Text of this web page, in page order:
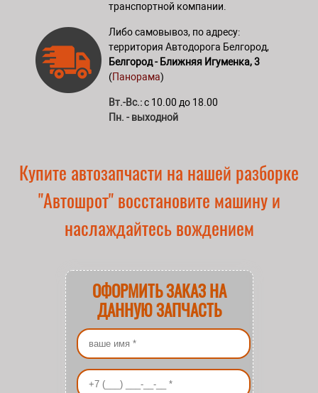
транспортной компании.
Либо самовывоз, по адресу:
территория Автодорога Белгород,
Белгород - Ближняя Игуменка, 3
(Панорама)
Вт.-Вс.:с 10.00 до 18.00
Пн. - выходной
Купите автозапчасти на нашей разборке
"Автошрот" восстановите машину и
наслаждайтесь вождением
ОФОРМИТЬ ЗАКАЗ НА
ДАННУЮ ЗАПЧАСТЬ
Ваше имя
Ваш номер телефона